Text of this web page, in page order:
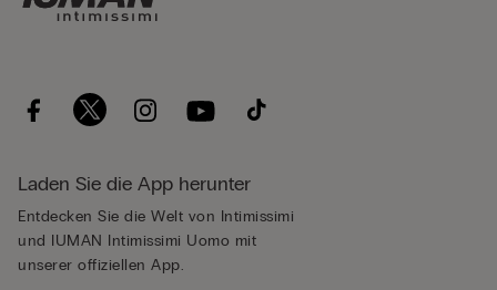
Laden Sie die App herunter
Entdecken Sie die Welt von Intimissimi
und IUMAN Intimissimi Uomo mit
unserer offiziellen App.